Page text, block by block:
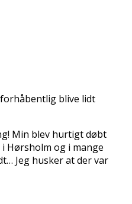
blive lidt
Min blev hurtigt døbt
Hørsholm og i mange
Jeg husker at der var